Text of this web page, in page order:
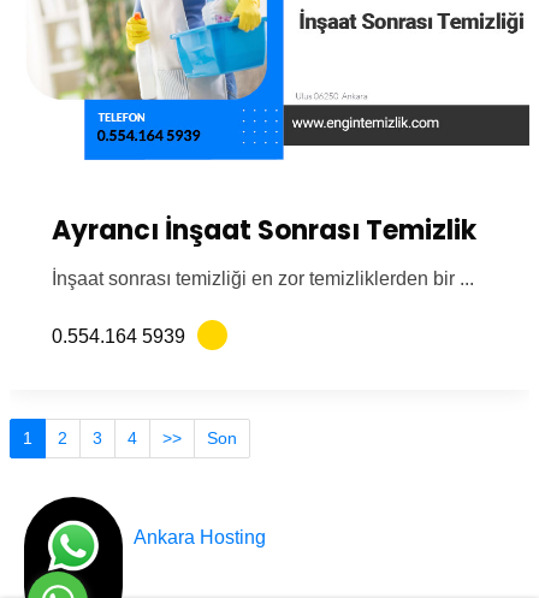
Ayrancı İnşaat Sonrası Temizlik
İnşaat sonrası temizliği en zor temizliklerden bir ...
0.554.164 5939
1 2 3 4 >> Son
Tasarım
Ankara Hosting
© Engin Temizlik Ankara Türkiye 2012 - 2025